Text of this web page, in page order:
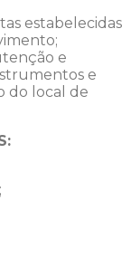
estabelecidas
e
e
do local de